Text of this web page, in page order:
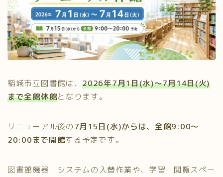
稲城市立図書館は、2026年7月1日(水)～7月14日(火)
まで全館休館となります。
リニューアル後の7月15日(水)からは、全館9:00～
20:00まで開館する予定です。
図書館機器・システムの入替作業や、学習・閲覧スペー